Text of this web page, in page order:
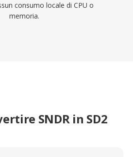
consumo locale di CPU o
memoria.
SNDR in SD2